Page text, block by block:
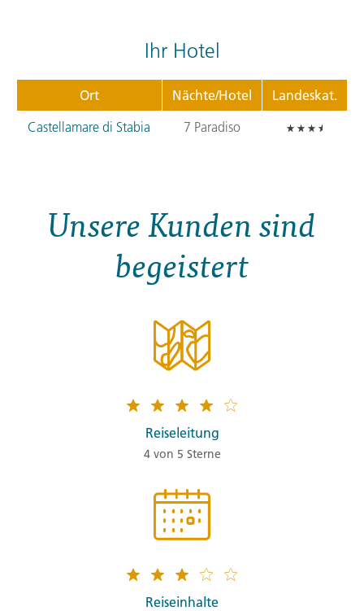
Ihr Hotel
Ort Nächte/Hotel
Landeskat.
Castellamare di Stabia
7 Paradiso
Unsere Kunden sind
begeistert
Reiseleitung
4 von 5 Sterne
Reiseinhalte